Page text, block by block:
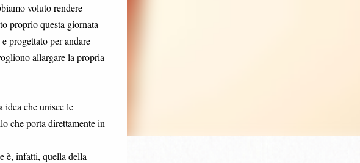
voluto rendere
proprio questa giornata
progettato per andare
allargare la propria
idea che unisce le
che porta direttamente in
è, infatti, quella della